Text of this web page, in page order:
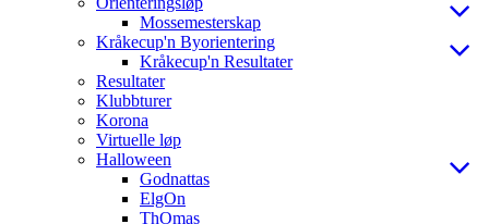
Mossemesterskap
Kråkecup'n Byorientering
Kråkecup'n Resultater
Resultater
Klubbturer
Korona
Virtuelle løp
Halloween
Godnattas
ElgOn
ThOmas